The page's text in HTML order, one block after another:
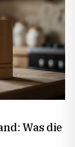
Was die